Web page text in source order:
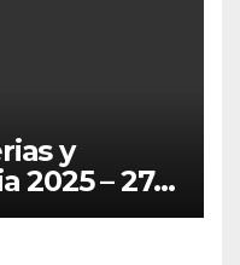
y
2025 – 27